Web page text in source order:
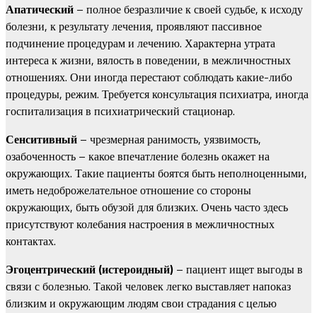
Апатический – полное безразличие к своей судьбе, к исходу
болезни, к результату лечения, проявляют пассивное
подчинение процедурам и лечению. Характерна утрата
интереса к жизни, вялость в поведении, в межличностных
отношениях. Они иногда перестают соблюдать какие-либо
процедуры, режим. Требуется консультация психиатра, иногда
госпитализация в психиатрический стационар.
Сенситивный – чрезмерная ранимость, уязвимость,
озабоченность – какое впечатление болезнь окажет на
окружающих. Такие пациенты боятся быть неполноценными,
иметь недоброжелательное отношение со стороны
окружающих, быть обузой для близких. Очень часто здесь
присутствуют колебания настроения в межличностных
контактах.
Эгоцентрический (истероидный) – пациент ищет выгоды в
связи с болезнью. Такой человек легко выставляет напоказ
близким и окружающим людям свои страдания с целью